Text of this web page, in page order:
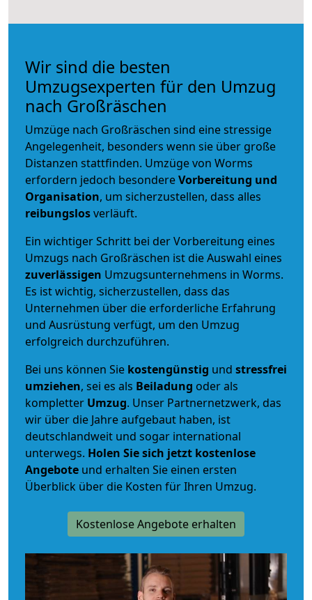
Wir sind die besten
Umzugsexperten für den Umzug
nach Großräschen
Umzüge nach Großräschen sind eine stressige
Angelegenheit, besonders wenn sie über große
Distanzen stattfinden. Umzüge von Worms
erfordern jedoch besondereVorbereitung und
Organisation, um sicherzustellen, dass alles
reibungslosverläuft.
Ein wichtiger Schritt bei der Vorbereitung eines
Umzugs nach Großräschen ist die Auswahl eines
zuverlässigen Umzugsunternehmens in Worms.
Es ist wichtig, sicherzustellen, dass das
Unternehmen über die erforderliche Erfahrung
und Ausrüstung verfügt, um den Umzug
erfolgreich durchzuführen.
Bei uns können Sie kostengünstig und stressfrei
umziehen, sei es als Beiladung oder als
kompletter Umzug. Unser Partnernetzwerk, das
wir über die Jahre aufgebaut haben, ist
deutschlandweit und sogar international
unterwegs. Holen Sie sich jetzt kostenlose
Angebote und erhalten Sie einen ersten
Überblick über die Kosten für Ihren Umzug.
Kostenlose Angebote erhalten